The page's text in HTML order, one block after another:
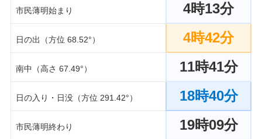
市民薄明始まり 4時13分
日の出（方位 68.52°） 4時42分
南中（高さ 67.49°） 11時41分
日の入り・日没（方位 291.42°） 18時40分
市民薄明終わり 19時09分